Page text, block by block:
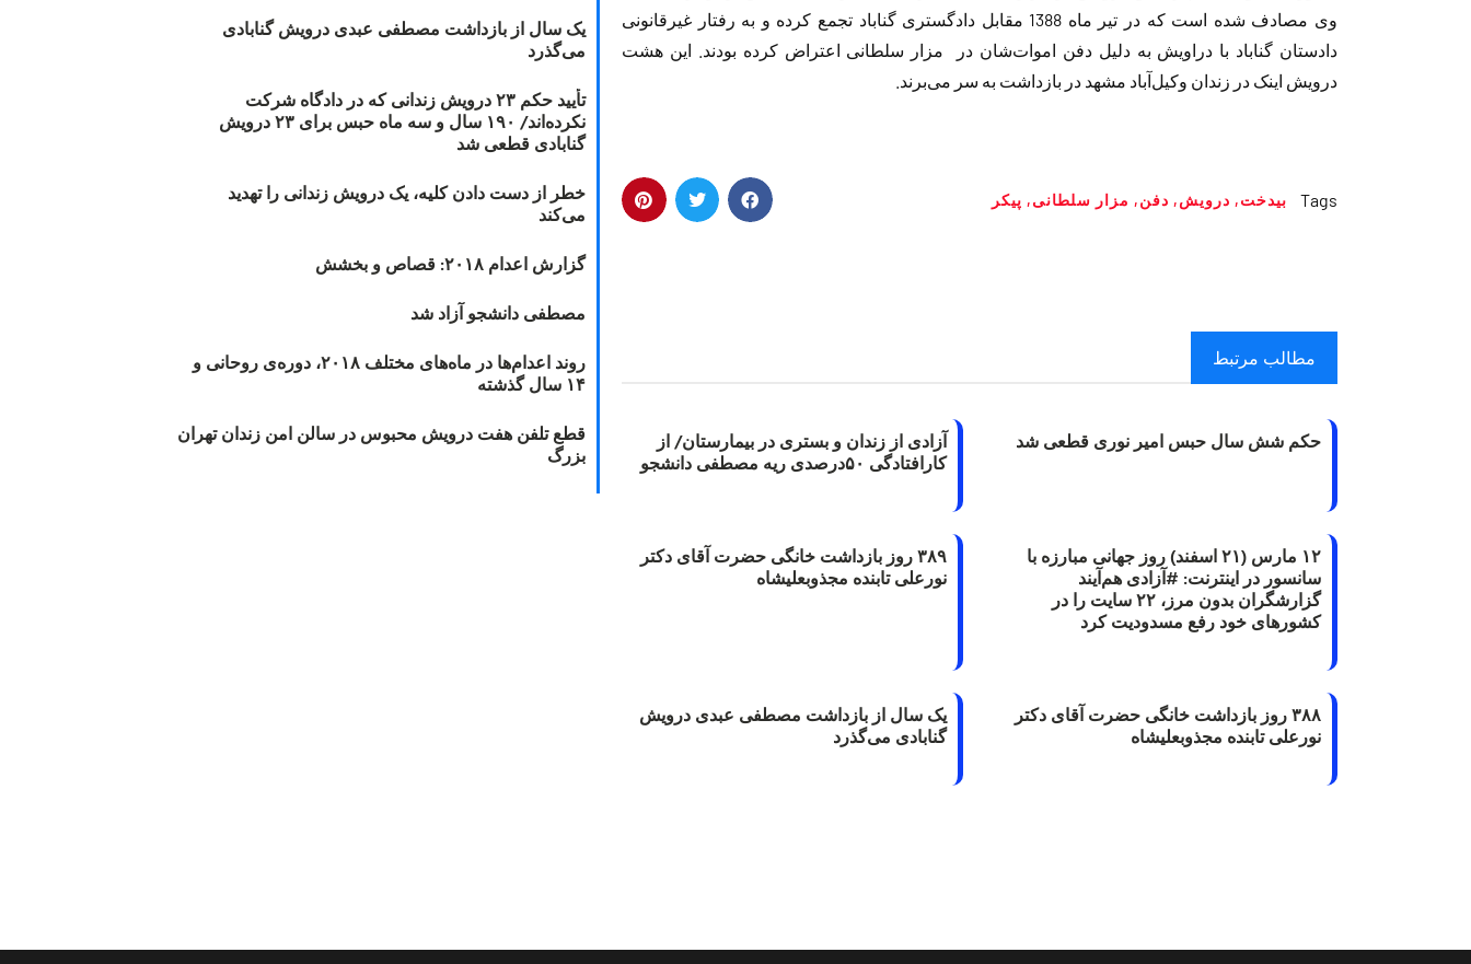
وی مصادف شده است که در تیر ماه 1388 مقابل دادگستری گناباد تجمع کرده و به رفتار غیرقانونی
دادستان گناباد با دراویش به دلیل دفن اموات‌شان در مزار سلطانی اعتراض کرده بودند. این هشت
درویش اینک در زندان وکیل‌آباد مشهد در بازداشت به سر می‌برند.
Tags بیدخت, درویش, دفن, مزار سلطانی, پیکر
مطالب مرتبط
حکم شش سال حبس امیر نوری قطعی شد
آزادی از زندان و بستری در بیمارستان/ از
کارافتادگی ۵۰درصدی ریه مصطفی دانشجو
۱۲ مارس (۲۱ اسفند) روز جهانی مبارزه با
سانسور در اینترنت: #آزادی هم‌آیند
گزارشگران‌ بدون مرز، ۲۲ سایت را در
کشورهای خود رفع مسدودیت کرد
۳۸۹ روز بازداشت خانگی حضرت آقای دکتر
نورعلی تابنده مجذوبعلیشاه
۳۸۸ روز بازداشت خانگی حضرت آقای دکتر
نورعلی تابنده مجذوبعلیشاه
یک سال از بازداشت مصطفی عبدی درویش
گنابادی می‌گذرد
یک سال از بازداشت مصطفی عبدی درویش گنابادی
می‌گذرد
تأیید حکم ۲۳ درویش زندانی که در دادگاه شرکت
نکرده‌اند/ ۱۹۰ سال و سه ماه حبس برای ۲۳ درویش
گنابادی قطعی شد
خطر از دست دادن کلیه، یک درویش زندانی را تهدید
می‌کند
گزارش اعدام ۲۰۱۸: قصاص و بخشش
مصطفی دانشجو آزاد شد
روند اعدام‌ها در ماه‌های مختلف ۲۰۱۸، دوره‌ی روحانی و
۱۴ سال گذشته
قطع تلفن هفت درویش محبوس در سالن امن زندان تهران
بزرگ